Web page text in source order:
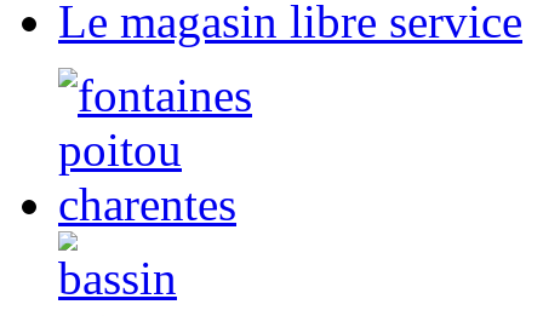
Le magasin libre service